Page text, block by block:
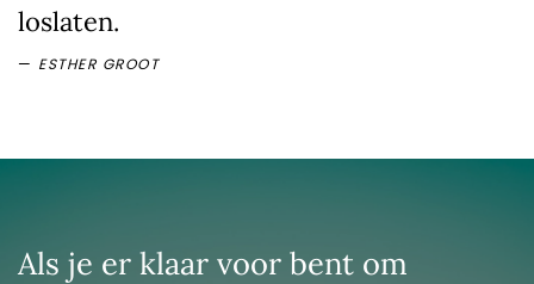
loslaten.
ESTHER GROOT
Als je er klaar voor bent om